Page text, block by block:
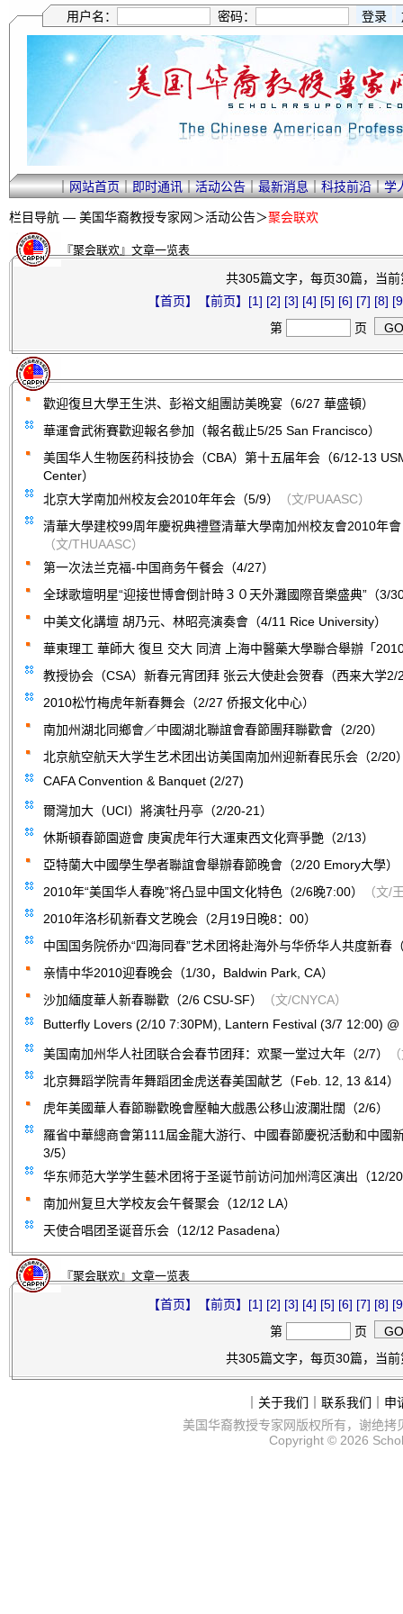
用户名： 密码：
｜网站首页｜即时通讯｜活动公告｜最新消息｜科技前沿｜学
栏目导航 — 美国华裔教授专家网＞活动公告＞聚会联欢
『聚会联欢』文章一览表
共305篇文字，每页30篇，当
【首页】
【前页】 [1] [2] [3] [4] [5] [6] [7] [8]
第
页
歡迎復旦大學王生洪、彭裕文組團訪美晚宴（6/27 華盛頓）
華運會武術賽歡迎報名參加（報名截止5/25 San Francisco）
美国华人生物医药科技协会（CBA）第十五届年会（6/12-13
Center）
北京大学南加州校友会2010年年会（5/9）
（文/PUAASC）
清華大學建校99周年慶祝典禮暨清華大學南加州校友會2010年
（文/THUAASC）
第一次法兰克福-中国商务午餐会（4/27）
全球歌壇明星“迎接世博會倒計時３０天外灘國際音樂盛典”（3/
中美文化講壇 胡乃元、林昭亮演奏會（4/11 Rice University）
華東理工 華師大 復旦 交大 同濟 上海中醫藥大學聯合舉辦「
教授协会（CSA）新春元宵团拜 张云大使赴会贺春（西来大学2/
2010松竹梅虎年新春舞会（2/27 侨报文化中心）
南加州湖北同鄉會／中國湖北聯誼會春節團拜聯歡會（2/20）
北京航空航天大学生艺术团出访美国南加州迎新春民乐会（2/20
CAFA Convention & Banquet (2/27)
爾灣加大（UCI）將演牡丹亭（2/20-21）
休斯頓春節園遊會 庚寅虎年行大運東西文化齊爭艷（2/13）
亞特蘭大中國學生學者聯誼會舉辦春節晚會（2/20 Emory大學）
2010年“美国华人春晚”将凸显中国文化特色（2/6晚7:00）
（文/
2010年洛杉矶新春文艺晚会（2月19日晚8：00）
中国国务院侨办“四海同春”艺术团将赴海外与华侨华人共度新春
亲情中华2010迎春晚会（1/30，Baldwin Park, CA）
沙加緬度華人新春聯歡（2/6 CSU-SF）
（文/CNYCA）
Butterfly Lovers (2/10 7:30PM), Lantern Festival (3/7 12:00) @
美国南加州华人社团联合会春节团拜：欢聚一堂过大年（2/7）
北京舞蹈学院青年舞蹈团金虎送春美国献艺（Feb. 12, 13 &14）
虎年美國華人春節聯歡晚會壓軸大戲愚公移山波瀾壯闊（2/6）
羅省中華總商會第111屆金龍大游行、中國春節慶祝活動和中國
3/5）
华东师范大学学生藝术团将于圣诞节前访问加州湾区演出（12/
南加州复旦大学校友会午餐聚会（12/12 LA）
天使合唱团圣诞音乐会（12/12 Pasadena）
『聚会联欢』文章一览表
【首页】 【前页】 [1] [2] [3] [4] [5] [6] [7] [8]
第
页
共305篇文字，每页30篇，当
关于我们 联系我们
申
美国华裔教授专家网版权所有，谢绝拷
Copyright © 2026